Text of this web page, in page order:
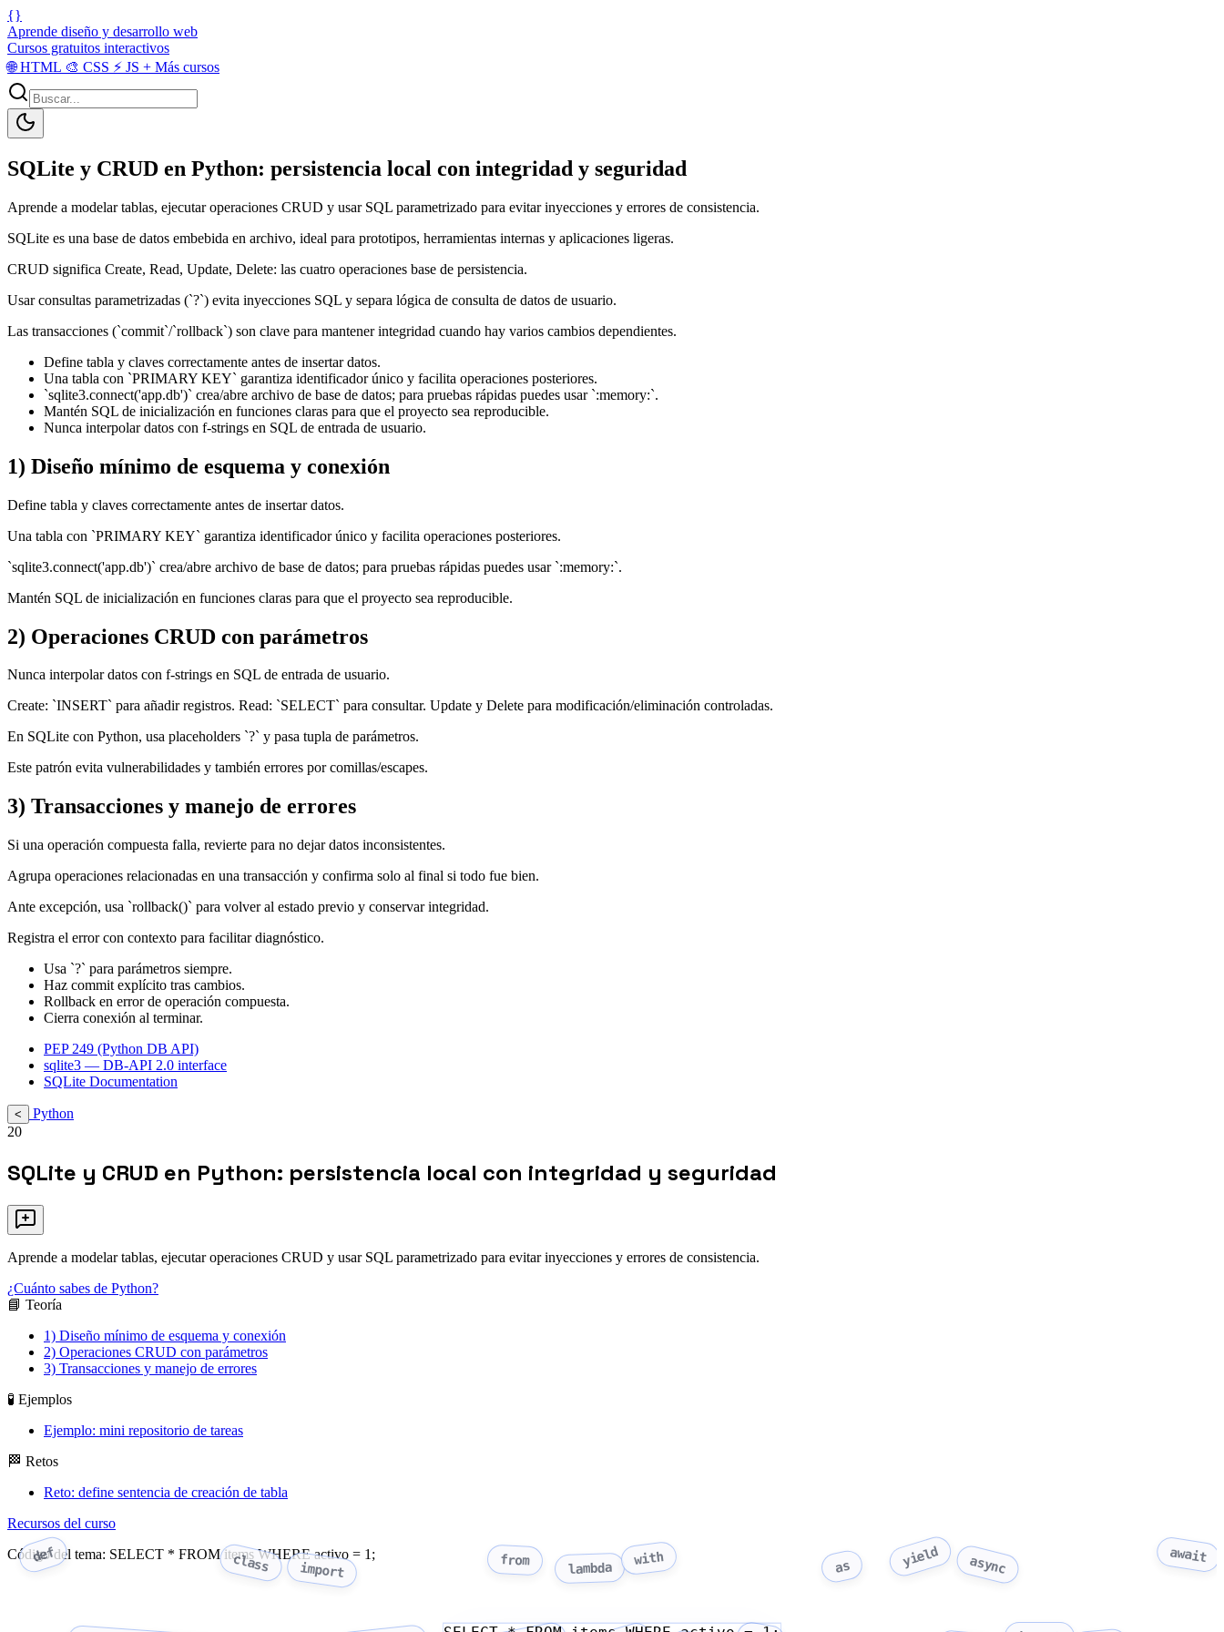
{}
Aprende diseño y desarrollo web
Cursos gratuitos interactivos
🌐HTML 🎨 CSS ⚡ JS + Más cursos
SQLite y CRUD en Python: persistencia local con integridad y seguridad
Aprende a modelar tablas, ejecutar operaciones CRUD y usar SQL parametrizado para evitar inyecciones y errores de consistencia.
SQLite es una base de datos embebida en archivo, ideal para prototipos, herramientas internas y aplicaciones ligeras.
CRUD significa Create, Read, Update, Delete: las cuatro operaciones base de persistencia.
Usar consultas parametrizadas (`?`) evita inyecciones SQL y separa lógica de consulta de datos de usuario.
Las transacciones (`commit`/`rollback`) son clave para mantener integridad cuando hay varios cambios dependientes.
Define tabla y claves correctamente antes de insertar datos.
Una tabla con `PRIMARY KEY` garantiza identificador único y facilita operaciones posteriores.
`sqlite3.connect('app.db')` crea/abre archivo de base de datos; para pruebas rápidas puedes usar `:memory:`.
Mantén SQL de inicialización en funciones claras para que el proyecto sea reproducible.
Nunca interpolar datos con f-strings en SQL de entrada de usuario.
1) Diseño mínimo de esquema y conexión
Define tabla y claves correctamente antes de insertar datos.
Una tabla con `PRIMARY KEY` garantiza identificador único y facilita operaciones posteriores.
`sqlite3.connect('app.db')` crea/abre archivo de base de datos; para pruebas rápidas puedes usar `:memory:`.
Mantén SQL de inicialización en funciones claras para que el proyecto sea reproducible.
2) Operaciones CRUD con parámetros
Nunca interpolar datos con f-strings en SQL de entrada de usuario.
Create: `INSERT` para añadir registros. Read: `SELECT` para consultar. Update y Delete para modificación/eliminación controladas.
En SQLite con Python, usa placeholders `?` y pasa tupla de parámetros.
Este patrón evita vulnerabilidades y también errores por comillas/escapes.
3) Transacciones y manejo de errores
Si una operación compuesta falla, revierte para no dejar datos inconsistentes.
Agrupa operaciones relacionadas en una transacción y confirma solo al final si todo fue bien.
Ante excepción, usa `rollback()` para volver al estado previo y conservar integridad.
Registra el error con contexto para facilitar diagnóstico.
Usa `?` para parámetros siempre.
Haz commit explícito tras cambios.
Rollback en error de operación compuesta.
Cierra conexión al terminar.
PEP 249 (Python DB API)
sqlite3 — DB-API 2.0 interface
SQLite Documentation
<
Python
20
SQLite y CRUD en Python: persistencia local con integridad y seguridad
Aprende a modelar tablas, ejecutar operaciones CRUD y usar SQL parametrizado para evitar inyecciones y errores de consistencia.
¿Cuánto sabes de Python?
📘 Teoría
1) Diseño mínimo de esquema y conexión
2) Operaciones CRUD con parámetros
3) Transacciones y manejo de errores
🧪 Ejemplos
Ejemplo: mini repositorio de tareas
🏁 Retos
Reto: define sentencia de creación de tabla
Recursos del curso
Código del tema: SELECT * FROM items WHERE activo = 1;
def class import from lambda
with as yield async await